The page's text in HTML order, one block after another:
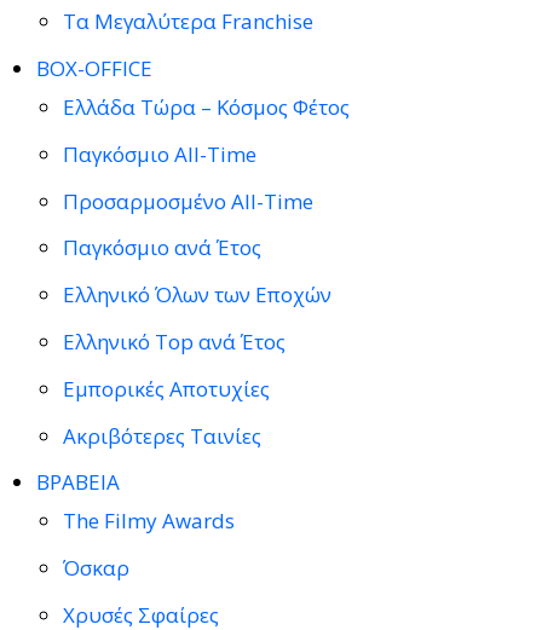
Τα Μεγαλύτερα Franchise
BOX-OFFICE
Ελλάδα Τώρα – Κόσμος Φέτος
Παγκόσμιο All-Time
Προσαρμοσμένο All-Time
Παγκόσμιο ανά Έτος
Ελληνικό Όλων των Εποχών
Ελληνικό Top ανά Έτος
Εμπορικές Αποτυχίες
Ακριβότερες Ταινίες
ΒΡΑΒΕΙΑ
The Filmy Awards
Όσκαρ
Χρυσές Σφαίρες